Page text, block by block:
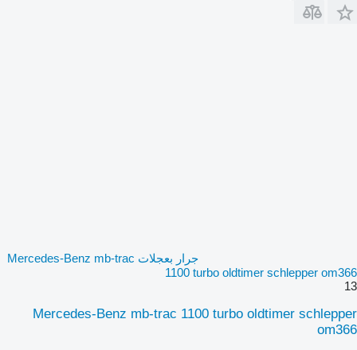
جرار بعجلات Mercedes-Benz mb-trac
1100 turbo oldtimer schlepper om366
13
Mercedes-Benz mb-trac 1100 turbo oldtimer schlepper
om366